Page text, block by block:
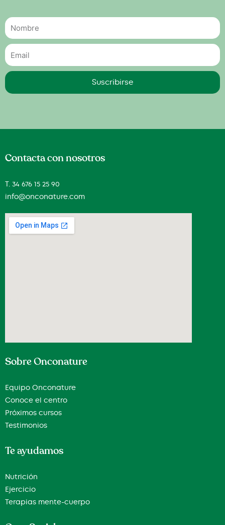
Suscribirse
Contacta con nosotros
T. 34 676 15 25 90
info@onconature.com
Sobre Onconature
Equipo Onconature
Conoce el centro
Próximos cursos
Testimonios
Te ayudamos
Nutrición
Ejercicio
Terapias mente-cuerpo